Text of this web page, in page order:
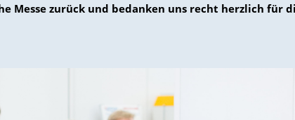
Messe zurück und bedanken uns recht herzlich für